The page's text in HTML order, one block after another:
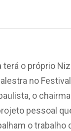
terá o próprio
no
o
pessoal
o